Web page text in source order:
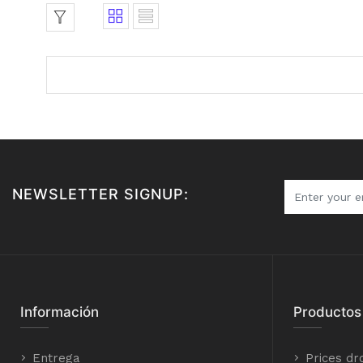
NEWSLETTER SIGNUP:
Información
Entrega
Productos
Prices